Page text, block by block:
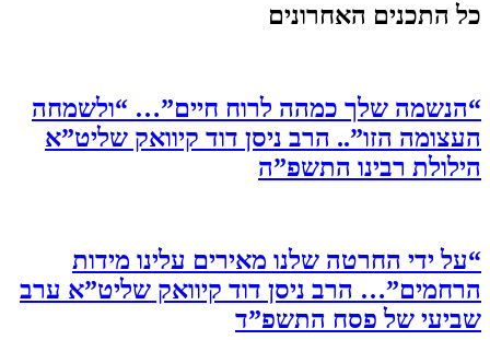
כל התכנים האחרונים
“הנשמה שלך כמהה לרוח חיים”… “ולשמחה
העצומה הזו”.. הרב ניסן דוד קיוואק שליט”א
הילולת רבינו התשפ”ה
“על ידי החרטה שלנו מאירים עלינו מידות
הרחמים”… הרב ניסן דוד קיוואק שליט”א ערב
שביעי של פסח התשפ”ד